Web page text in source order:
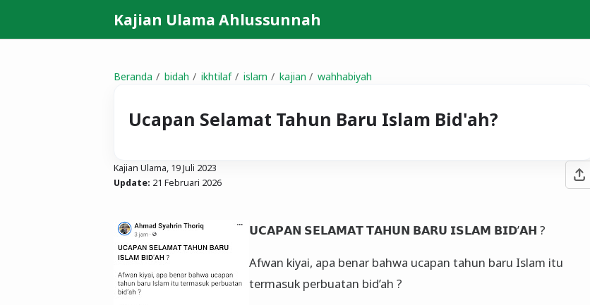
Kajian Ulama Ahlussunnah
Beranda bidah ikhtilaf islam kajian wahhabiyah
Ucapan Selamat Tahun Baru Islam Bid'ah?
Kajian Ulama, 19 Juli 2023
Update: 21 Februari 2026
𝗨𝗖𝗔𝗣𝗔𝗡 𝗦𝗘𝗟𝗔𝗠𝗔𝗧 𝗧𝗔𝗛𝗨𝗡 𝗕𝗔𝗥𝗨 𝗜𝗦𝗟𝗔𝗠 𝗕𝗜𝗗’𝗔𝗛 ?
Afwan kiyai, apa benar bahwa ucapan tahun baru Islam itu
termasuk perbuatan bid’ah ?